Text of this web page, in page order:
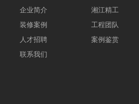
企业简介
装修案例
人才招聘
联系我们
湘江精工
工程团队
案例鉴赏